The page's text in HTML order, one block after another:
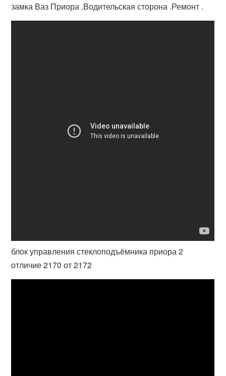
замка Ваз Приора .Водительская сторона .Ремонт .
блок управления стеклоподъёмника приора 2
отличие 2170 от 2172